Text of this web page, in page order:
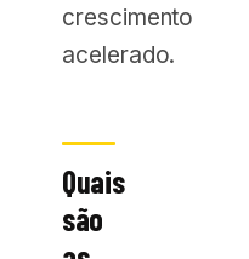
crescimento
acelerado.
Quais
são